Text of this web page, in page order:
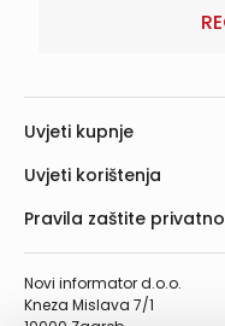
Novi informator d.o.o.
Kneza Mislava 7/1
Uvjeti kupnje
Uvjeti korištenja
Pravila zaštite